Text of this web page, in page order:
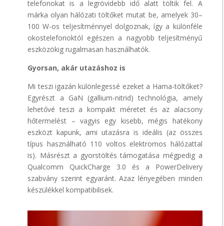
telefonokat is a legrövidebb idő alatt töltik fel. A
márka olyan hálózati töltőket mutat be, amelyek 30–
100 W-os teljesítménnyel dolgoznak, így a különféle
okostelefonoktól egészen a nagyobb teljesítményű
eszközökig rugalmasan használhatók.
Gyorsan, akár utazáshoz is
Mi teszi igazán különlegessé ezeket a Hama-töltőket?
Egyrészt a GaN (gallium-nitrid) technológia, amely
lehetővé teszi a kompakt méretet és az alacsony
hőtermelést – vagyis egy kisebb, mégis hatékony
eszközt kapunk, ami utazásra is ideális (az összes
típus használható 110 voltos elektromos hálózattal
is). Másrészt a gyorstöltés támogatása mégpedig a
Qualcomm QuickCharge 3.0 és a PowerDelivery
szabvány szerint egyaránt. Azaz lényegében minden
készülékkel kompatibilisek.